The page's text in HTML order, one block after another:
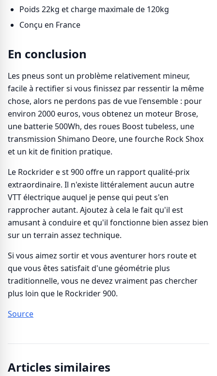
Poids 22kg et charge maximale de 120kg
Conçu en France
En conclusion
Les pneus sont un problème relativement mineur,
facile à rectifier si vous finissez par ressentir la même
chose, alors ne perdons pas de vue l'ensemble : pour
environ 2000 euros, vous obtenez un moteur Brose,
une batterie 500Wh, des roues Boost tubeless, une
transmission Shimano Deore, une fourche Rock Shox
et un kit de finition pratique.
Le Rockrider e st 900 offre un rapport qualité-prix
extraordinaire. Il n'existe littéralement aucun autre
VTT électrique auquel je pense qui peut s'en
rapprocher autant. Ajoutez à cela le fait qu'il est
amusant à conduire et qu'il fonctionne bien assez bien
sur un terrain assez technique.
Si vous aimez sortir et vous aventurer hors route et
que vous êtes satisfait d'une géométrie plus
traditionnelle, vous ne devez vraiment pas chercher
plus loin que le Rockrider 900.
Source
Articles similaires